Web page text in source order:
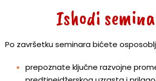
Ishodi
Po završetku seminara bićete
prepoznate ključne razvojne